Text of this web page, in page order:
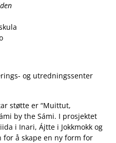
og utredningssenter
støtte er “Muittut,
by the Sámi. I prosjektet
i Inari, Ájtte i Jokkmokk og
for å skape en ny form for